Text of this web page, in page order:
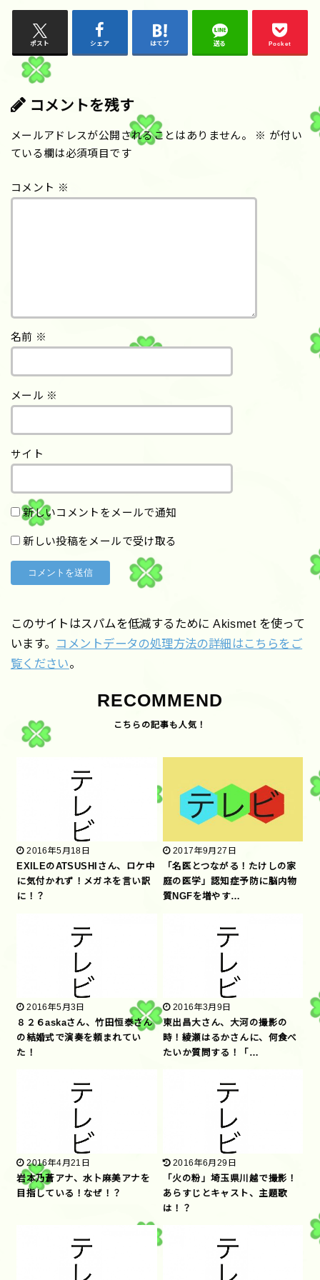
ポスト シェア はてブ 送る Pocket
コメントを残す
メールアドレスが公開されることはありません。 ※ が付い
ている欄は必須項目です
コメント ※
名前 ※
メール ※
サイト
新しいコメントをメールで通知
新しい投稿をメールで受け取る
このサイトはスパムを低減するために Akismet を使って
います。 コメントデータの処理方法の詳細はこちらをご
覧ください。
RECOMMEND
2016年5月18日
EXILEのATSUSHIさん、ロケ中
に気付かれず！メガネを言い訳
に！？
2017年9月27日
「名医とつながる！たけしの家
庭の医学」認知症予防に脳内物
質NGFを増やす…
2016年5月3日
８２６askaさん、竹田恒泰さん
の結婚式で演奏を頼まれてい
た！
2016年3月9日
東出昌大さん、大河の撮影の
時！綾瀬はるかさんに、何食べ
たいか質問する！「…
2016年4月21日
岩本乃蒼アナ、水卜麻美アナを
目指している！なぜ！？
2016年6月29日
「火の粉」埼玉県川越で撮影！
あらすじとキャスト、主題歌
は！？